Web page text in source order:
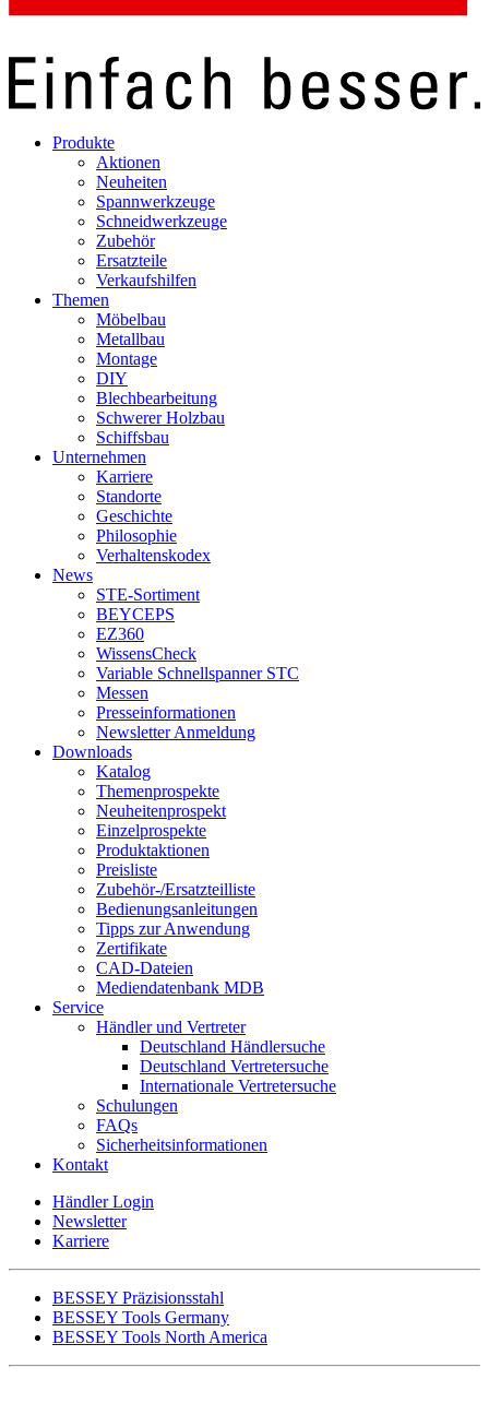
Produkte
Aktionen
Neuheiten
Spannwerkzeuge
Schneidwerkzeuge
Zubehör
Ersatzteile
Verkaufshilfen
Themen
Möbelbau
Metallbau
Montage
DIY
Blechbearbeitung
Schwerer Holzbau
Schiffsbau
Unternehmen
Karriere
Standorte
Geschichte
Philosophie
Verhaltenskodex
News
STE-Sortiment
BEYCEPS
EZ360
WissensCheck
Variable Schnellspanner STC
Messen
Presseinformationen
Newsletter Anmeldung
Downloads
Katalog
Themenprospekte
Neuheitenprospekt
Einzelprospekte
Produktaktionen
Preisliste
Zubehör-/Ersatzteilliste
Bedienungsanleitungen
Tipps zur Anwendung
Zertifikate
CAD-Dateien
Mediendatenbank MDB
Service
Händler und Vertreter
Deutschland Händlersuche
Deutschland Vertretersuche
Internationale Vertretersuche
Schulungen
FAQs
Sicherheitsinformationen
Kontakt
Händler Login
Newsletter
Karriere
BESSEY Präzisionsstahl
BESSEY Tools Germany
BESSEY Tools North America